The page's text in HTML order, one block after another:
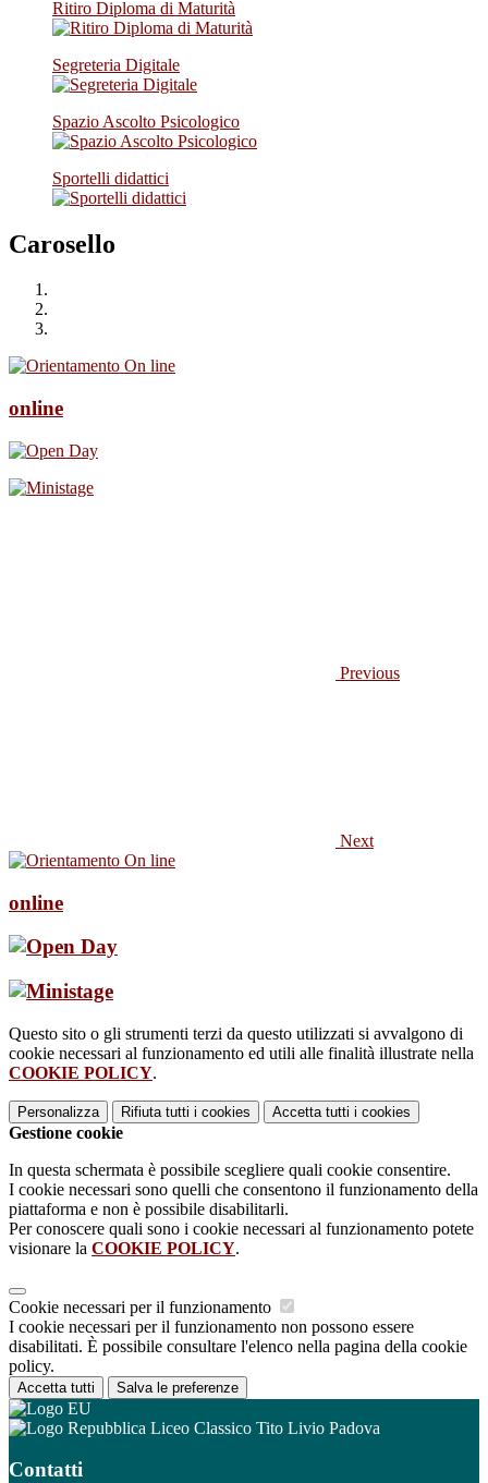
Ritiro Diploma di Maturità
Segreteria Digitale
Spazio Ascolto Psicologico
Sportelli didattici
Carosello
online
Previous
Next
online
Questo sito o gli strumenti terzi da questo utilizzati si avvalgono di
cookie necessari al funzionamento ed utili alle finalità illustrate nella
COOKIE POLICY.
Personalizza Rifiuta tutti i cookies Accetta tutti i cookies
Gestione cookie
In questa schermata è possibile scegliere quali cookie consentire.
I cookie necessari sono quelli che consentono il funzionamento della
piattaforma e non è possibile disabilitarli.
Per conoscere quali sono i cookie necessari al funzionamento potete
visionare la COOKIE POLICY.
Cookie necessari per il funzionamento
I cookie necessari per il funzionamento non possono essere
disabilitati. È possibile consultare l'elenco nella pagina della cookie
policy.
Accetta tutti Salva le preferenze
Liceo Classico Tito Livio Padova
Contatti